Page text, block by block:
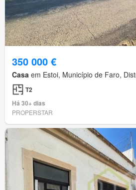
350 000 €
Casa em Estoi, Município de Faro,
T2
Há 30+ dias
PROPERSTAR